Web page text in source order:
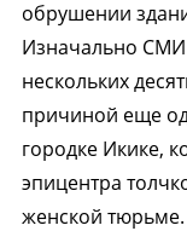
обрушении
Изначально
нескольких
причиной еще
городке Икике,
эпицентра
женской